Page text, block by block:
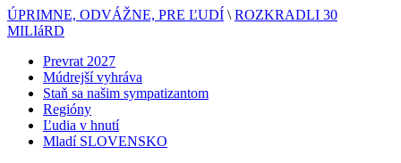
ÚPRIMNE, ODVÁŽNE, PRE ĽUDÍ \ ROZKRADLI 30
MILIáRD
Prevrat 2027
Múdrejší vyhráva
Staň sa našim sympatizantom
Regióny
Ľudia v hnutí
Mladí SLOVENSKO